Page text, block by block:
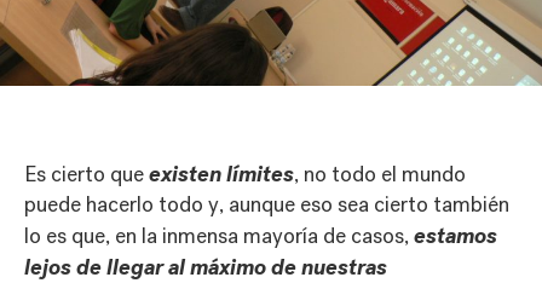
Es cierto queexisten límites, no todo el mundo
puede hacerlo todo y, aunque eso sea cierto también
lo es que, en la inmensa mayoría de casos,estamos
lejos de llegar al máximo de nuestras